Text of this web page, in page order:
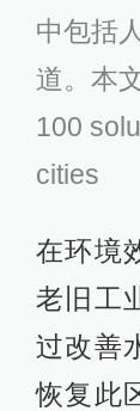
中包括
道。本
100
cities
在环境
老旧工
过改善
恢复此